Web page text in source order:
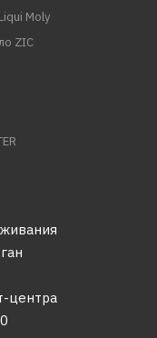
Moly
ZIC
центра